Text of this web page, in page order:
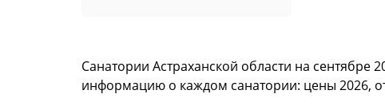
Санатории Астраханской области на
информацию о каждом санатории: цены 2026,